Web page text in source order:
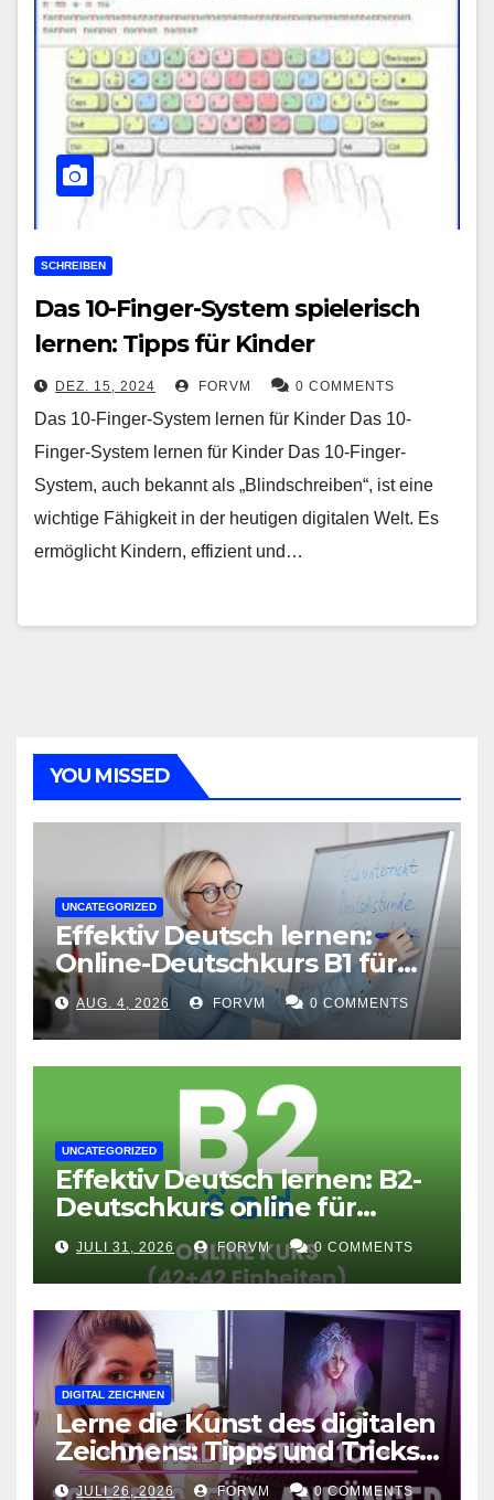
SCHREIBEN
Das 10-Finger-System spielerisch
lernen: Tipps für Kinder
DEZ. 15, 2024 FORVM 0 COMMENTS
Das 10-Finger-System lernen für Kinder Das 10-
Finger-System lernen für Kinder Das 10-Finger-
System, auch bekannt als „Blindschreiben“, ist eine
wichtige Fähigkeit in der heutigen digitalen Welt. Es
ermöglicht Kindern, effizient und…
YOU MISSED
UNCATEGORIZED
Effektiv Deutsch lernen:
Online-Deutschkurs B1 für
flexible Lernerfolge
AUG. 4, 2026 FORVM 0 COMMENTS
UNCATEGORIZED
Effektiv Deutsch lernen: B2-
Deutschkurs online für
Fortgeschrittene
JULI 31, 2026 FORVM 0 COMMENTS
DIGITAL ZEICHNEN
Lerne die Kunst des digitalen
Zeichnens: Tipps und Tricks
für kreative Ausdruckskunst
JULI 26, 2026 FORVM 0 COMMENTS